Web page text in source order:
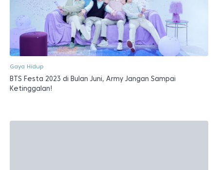
Gaya Hidup
BTS Festa 2023 di Bulan Juni, Army Jangan Sampai
Ketinggalan!